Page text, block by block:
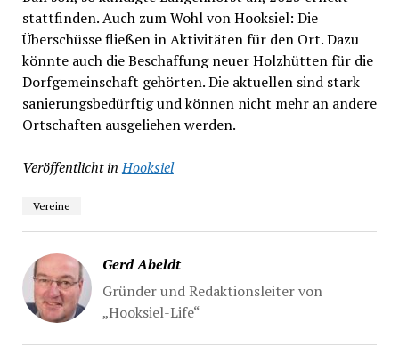
stattfinden. Auch zum Wohl von Hooksiel: Die
Überschüsse fließen in Aktivitäten für den Ort. Dazu
könnte auch die Beschaffung neuer Holzhütten für die
Dorfgemeinschaft gehörten. Die aktuellen sind stark
sanierungsbedürftig und können nicht mehr an andere
Ortschaften ausgeliehen werden.
Veröffentlicht in Hooksiel
Vereine
Gerd Abeldt
Gründer und Redaktionsleiter von
„Hooksiel-Life“